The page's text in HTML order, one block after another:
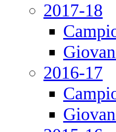
2017-18
2016-17